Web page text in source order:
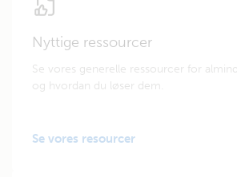
Nyttige ressourcer
Se vores generelle ressourcer for
og hvordan du løser dem.
Se vores resourcer